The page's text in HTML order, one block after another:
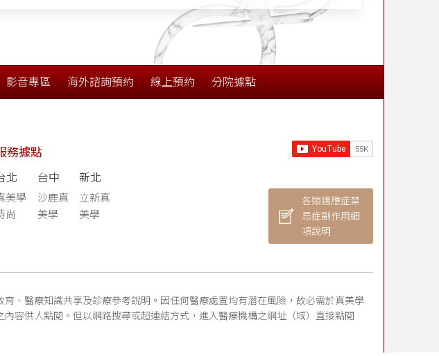
影音專區 海外諮詢預約 線上預約 分院據點
務據點
北
美學
尚
台中
沙鹿真
美學
新北
立新真
美學
各類適應症禁
忌症副作用細
項說明
、醫療知識共享及診療參考說明。因任何醫療處置均有潛在風險，故必需於真美學
容供人點閱。但以網路搜尋或超連結方式，進入醫療機構之網址（域）直接點閱